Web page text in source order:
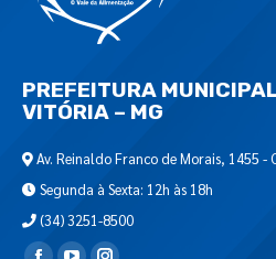
PREFEITURA
VITÓRIA – MG
Av. Reinaldo Franco de Morais, 1455 -
Segunda à Sexta: 12h às 18h
(34) 3251-8500